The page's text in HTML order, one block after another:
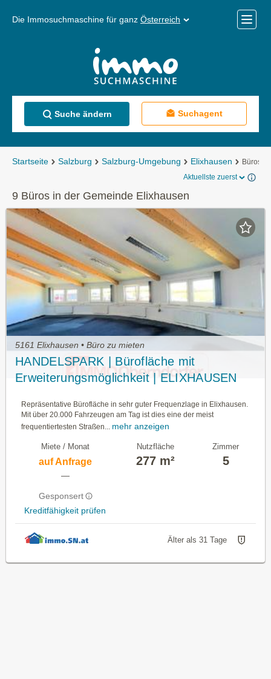
Die Immosuchmaschine für ganz Österreich
Menü
Suche ändern Suchagent
Startseite Salzburg Salzburg-Umgebung Elixhausen
Büros
Aktuellste zuerst
9 Büros in der Gemeinde Elixhausen
5161 Elixhausen • Büro zu mieten
HANDELSPARK | Bürofläche mit
Erweiterungsmöglichkeit | ELIXHAUSEN
Repräsentative Bürofläche in sehr guter Frequenzlage in Elixhausen.
Mit über 20.000 Fahrzeugen am Tag ist dies eine der meist
frequentiertesten Straßen...
mehr anzeigen
Miete / Monat
auf Anfrage
—
Gesponsert
Kreditfähigkeit prüfen
Nutzfläche
277 m²
Zimmer
5
Älter als 31 Tage